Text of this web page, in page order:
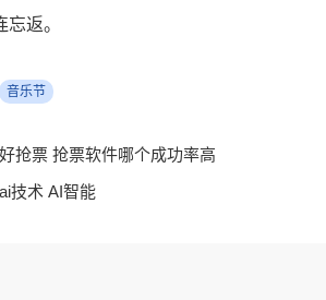
返。
音乐节
抢票 抢票软件哪个成功率高
技术 AI智能